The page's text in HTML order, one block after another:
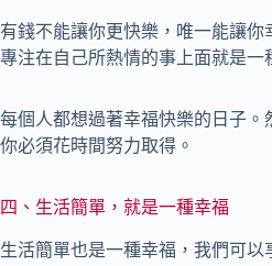
有錢不能讓你更快樂，唯一能讓
專注在自己所熱情的事上面就是一
每個人都想過著幸福快樂的日子。
你必須花時間努力取得。
四、生活簡單，就是一種幸福
生活簡單也是一種幸福，我們可